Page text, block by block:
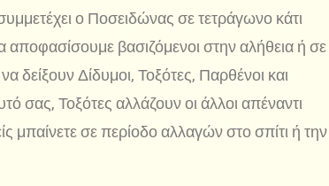
ο Ποσειδώνας σε τετράγωνο κάτι
αποφασίσουμε βασιζόμενοι στην αλήθεια ή σε
δείξουν Δίδυμοι, Τοξότες, Παρθένοι και
σας, Τοξότες αλλάζουν οι άλλοι απέναντι
μπαίνετε σε περίοδο αλλαγών στο σπίτι ή την